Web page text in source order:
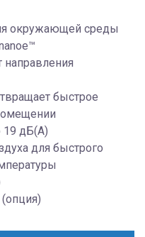
окружающей среды
направления
быстрое
дБ(А)
для быстрого